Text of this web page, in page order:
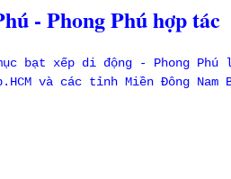
- Phong Phú hợp tác
bạt xếp di động - Phong Phú
và các tỉnh Miền Đông Nam